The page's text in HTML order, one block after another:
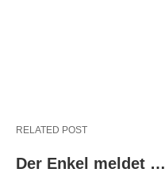
RELATED POST
Der Enkel meldet …